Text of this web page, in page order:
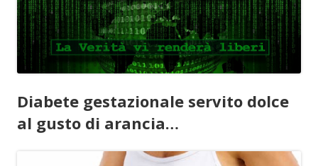
Diabete gestazionale servito dolce
al gusto di arancia…